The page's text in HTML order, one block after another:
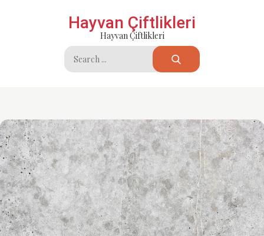
Hayvan Çiftlikleri
Hayvan Çiftlikleri
Search
for: